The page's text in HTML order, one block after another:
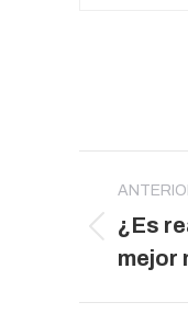
entre
anterior:
¿Es
mejor